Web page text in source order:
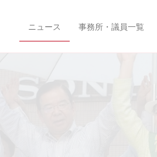
ニュース 事務所・議員一覧